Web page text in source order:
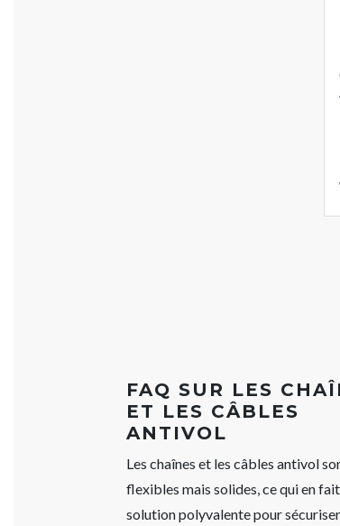
FAQ SUR LES
ET LES CÂBLES
ANTIVOL
Les chaînes et les câbles antivol
flexibles mais solides, ce qui en
solution polyvalente pour